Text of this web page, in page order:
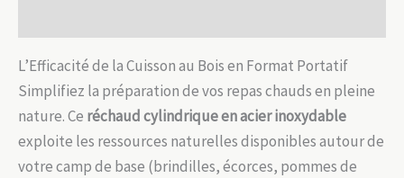
L’Efficacité de la Cuisson au Bois en Format Portatif
Simplifiez la préparation de vos repas chauds en pleine
nature. Ce réchaud cylindrique en acier inoxydable
exploite les ressources naturelles disponibles autour de
votre camp de base (brindilles, écorces, pommes de